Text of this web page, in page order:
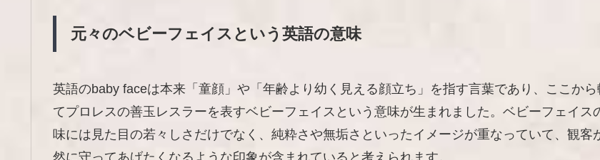
元々のベビーフェイスという英語の意味
英語のbaby faceは本来「童顔」や「年齢より幼く見える顔立ち」を指す言葉であり、ここから
てプロレスの善玉レスラーを表すベビーフェイスという意味が生まれました。ベビーフェイス
味には見た目の若々しさだけでなく、純粋さや無垢さといったイメージが重なっていて、観客